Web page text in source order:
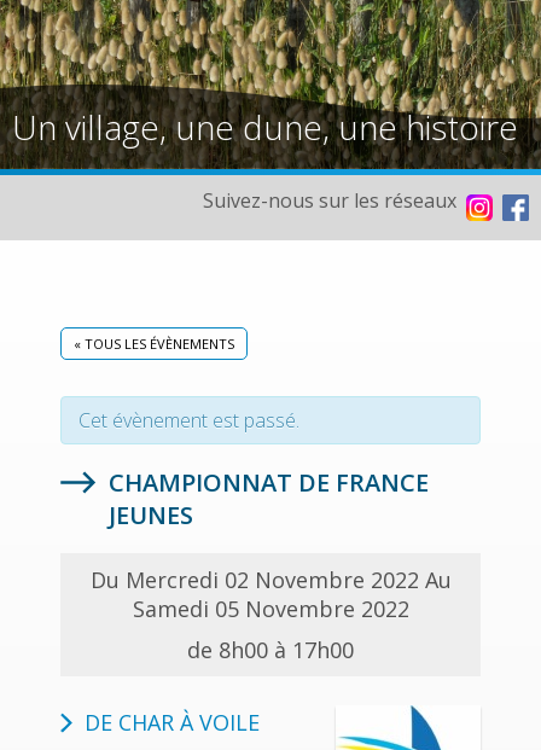
Un village, une dune, une histoire
Suivez-nous sur les réseaux
« TOUS LES ÉVÈNEMENTS
Cet évènement est passé.
CHAMPIONNAT DE FRANCE
JEUNES
Du Mercredi 02 Novembre 2022 Au
Samedi 05 Novembre 2022
de 8h00 à 17h00
DE CHAR À VOILE